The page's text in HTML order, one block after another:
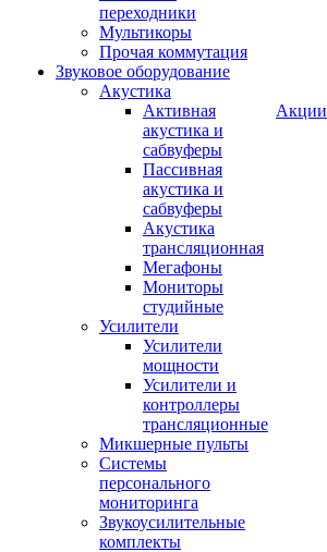
переходники
Мультикоры
Прочая коммутация
Звуковое оборудование
Акустика
Активная
акустика и
сабвуферы
Пассивная
акустика и
сабвуферы
Акустика
трансляционная
Мегафоны
Мониторы
студийные
Усилители
Усилители
мощности
Усилители и
контроллеры
трансляционные
Микшерные пульты
Системы
персонального
мониторинга
Звукоусилительные
комплекты
Акции